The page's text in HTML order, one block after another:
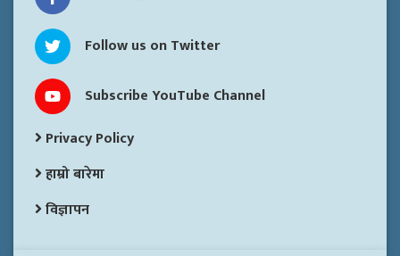
Follow us on Twitter
Subscribe YouTube Channel
Privacy Policy
हाम्रो बारेमा
विज्ञापन